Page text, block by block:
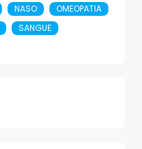
NASO
OMEOPATIA
SANGUE